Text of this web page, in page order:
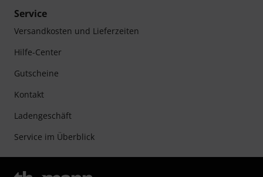
Service
Versandkosten und Lieferzeiten
Hilfe-Center
Gutscheine
Kontakt
Ladengeschäft
Service im Überblick